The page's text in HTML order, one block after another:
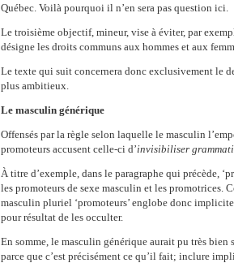
Québec. Voilà pourquoi il n’en sera pas question ici.
Le troisième objectif, mineur, vise à éviter, par
désigne les droits communs aux hommes et aux
Le texte qui suit concernera donc exclusivement le
plus ambitieux.
Le masculin générique
Offensés par la règle selon laquelle le masculin
promoteurs accusent celle-ci d’invisibiliser
À titre d’exemple, dans le paragraphe qui précède,
les promoteurs de sexe masculin et les promotrices.
masculin pluriel ‘promoteurs’ englobe donc
pour résultat de les occulter.
En somme, le masculin générique aurait pu très bien
parce que c’est précisément ce qu’il fait; inclure